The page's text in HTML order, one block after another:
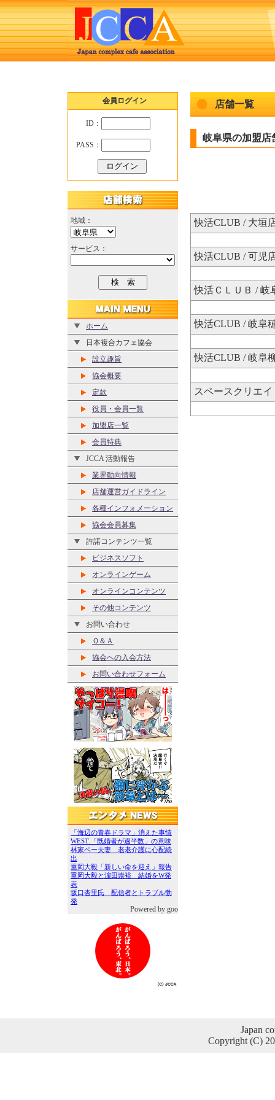
会員ログイン
ID：
PASS：
地域：
サービス：
ホーム
日本複合カフェ協会
設立趣旨
協会概要
定款
役員・会員一覧
加盟店一覧
会員特典
JCCA 活動報告
業界動向情報
店舗運営ガイドライン
各種インフォメーション
協会会員募集
許諾コンテンツ一覧
ビジネスソフト
オンラインゲーム
オンラインコンテンツ
その他コンテンツ
お問い合わせ
Ｑ＆Ａ
協会への入会方法
お問い合わせフォーム
Powered by goo
店舗一覧
岐阜県の加盟
快活CLUB / 大垣
快活CLUB / 可児
快活ＣＬＵＢ / 岐
快活CLUB / 岐阜
快活CLUB / 岐阜
スペースクリエ
Japan
Copyright (C)